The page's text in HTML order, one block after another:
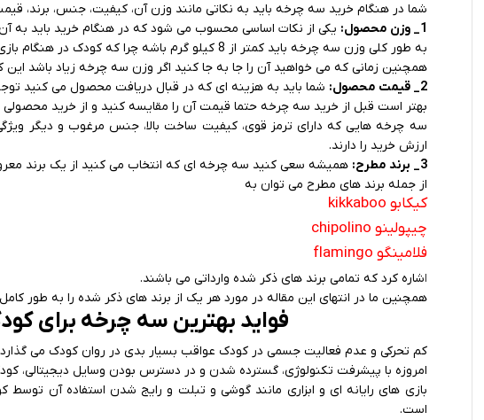
شما در هنگام خرید سه چرخه باید به نکاتی مانند وزن آن، کیفیت، جنس، برند،
1_ وزن محصول:
یکی از نکات اساسی محسوب می شود که در هنگام خرید باید به
به طور کلی وزن سه چرخه باید کمتر از 8 کیلو گرم باشه چرا که کودک در هنگام بازی با آن بتواند به راحتی حرکت کند.
همچنین زمانی که می خواهید آن را جا به جا کنید اگر وزن سه چرخه زیاد باشد این
2_ قیمت محصول:
شما باید به هزینه ای که در قبال دریافت محصول می کنید
بهتر است قبل از خرید سه چرخه حتما قیمت آن را مقایسه کنید و از خرید محصولی
سه چرخه هایی که دارای ترمز قوی، کیفیت ساخت بالا، جنس مرغوب و دیگر
ارزش خرید را دارند.
3_ برند مطرح:
همیشه سعی کنید سه چرخه ای که انتخاب می کنید از یک برند
از جمله برند های مطرح می توان به
کیکابو kikkaboo
چیپولینو ino
فلامینگو
اشاره کرد که تمامی برند های ذکر شده وارداتی می باشند.
همچنین ما در انتهای این مقاله در مورد هر یک از برند های ذکر شده را به طور
فواید بهترین سه چرخه برای
کم تحرکی و عدم فعالیت جسمی در کودک عواقب بسیار بدی در روان کودک می
امروزه با پیشرفت تکنولوژی، گسترده شدن و در دسترس بودن وسایل دیجیتالی،
بازی های رایانه ای و ابزاری مانند گوشی و تبلت و رایج شدن استفاده آن
است.